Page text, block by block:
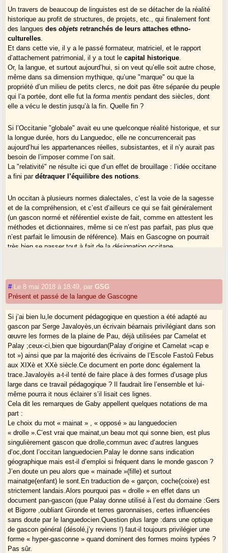
Un travers de beaucoup de linguistes est de se détacher de la réalité
historique au profit de structures, de projets, etc., qui finalement font
des languesdesobjets retranchés de leurs attaches ethno-
culturelles
Et dans cette vie, il y a le passé formateur, matriciel, et le rapport
d’attachement patrimonial, il y a tout lecapital historique
Or, la langue, et surtout aujourd’hui, si on veut qu’elle soit autre chose,
même dans sa dimension mythique, qu’une "marque" ou que la
propriété d’un milieu de petits clercs, ne doit pas être séparée du peuple
qui l’a portée, dont elle fut laforma mentis pendant des siècles, dont
elle a vécu le destin jusqu’à la fin. Quelle fin ?
Si l’Occitanie "globale" avait eu une quelconque réalité historique, et sur
la longue durée, hors du Languedoc, elle ne concurrencerait pas
aujourd’hui les appartenances réelles, subsistantes, et il n’y aurait pas
besoin de l’imposer comme l’on sait.
La "relativité" ne résulte ici que d’un effet de brouillage : l’idée occitane
a fini pardétraquer l’équilibre des notions
Un occitan à plusieurs normes dialectales, c’est la voie de la sagesse
et de la compréhension, et c’est d’ailleurs ce qui se fait généralement
(un gascon normé et référentiel existe de fait, comme en attestent les
méthodes et dictionnaires, même si ce n’est pas parfait, pas plus que
n’est parfait le limousin de référence). Mais en Gascogne on pourrait
très bien se passer tout à fait de ladésignation occitane.
Quand à introduire unsupra-code occitan, qui ne serait qu’un
squelette, c’est vraiment une idée perverse.
hors-sol, purement intellectuel, sans lieu ni temps, sésame de toutes
les intégrations imaginables, brefun substitut au français langue
universelle. Un fantasme sociolinguistique de plus. Je ne doute pas
que cette idée hante quelques cervelles ici et là. Faute d’avoir sauvé
les patois et la société qui les parlait, on invente, on fait des artefacts,
on expérimente, jusqu’au moment où tout cela s’effacera
prestigieusement.
Refus de poser à fond la question de l’identité du peuple, du
territoire, et les questions sociales qui l’accompagnent.
à sortir de la conception utilitariste et constructiviste de la langue,
Gadget de luxe pour (vieux) enfants.
C’est curieux cette idée d’unsur-moi pan-occitan , ce n’est pas une
idée saine, ni pédagogiquement (autant enseigner directement un
occitan de synthèse) ni psychologiquement.
Je doute qu’il ait autant de "prestige" que le nomprovençal,ou gascon
Et qui décidera du prestige ? L’Université ? Les ignares de la télé ? les
réseaux publicitaires ? Les touristes ?
Ce n’est pas la question : c’est l’idée qu’on a de son pays qui valorise
ou pas la langue.
# Le 8 mai 2018 à 18:49 parGSG
Présent et passé de la langue de Gascogne
Si j’ai bien lu,le document pédagogique en question a été adapté au
gascon par Serge Javaloyès,un écrivain béarnais privilégiant dans son
œuvre les formes de la plaine de Pau, déjà utilisées par Camelat et
Palay ;ceux-ci,bien que bigourdan(Palay d’origine et Camelat »cap e
tot ») ainsi que par la majorité des écrivains de l’Escole Fastoû Febus
aux XIXè et XXè siècle.Ce document en porte donc également la
trace.Javaloyès a-t-il tenté de faire place à des formes d’usage plus
large dans ce travail pédagogique ? Il faudrait lire l’ensemble et lui-
même pourra it nous éclairer s’il lisait ces lignes.
Cela dit les remarques de Gaby appellent quelques notations de ma
part :
Le choix du mot « mainat » , « opposé » au languedocien
« drolle ».C’est vrai que mainat,un beau mot qui sonne bien, est plus
singulièrement gascon que drolle,commun avec d’autres langues
d’oc,dont l’occitan languedocien.Palay le donne sans indication
géographique mais est-il d’emploi si fréquent dans le monde gascon ?
J’en doute un peu alors que « mainade »(fille) et surtout
mainatge(enfant) le sont.En traduction de « garçon, coche(coixe) est
strictement landais.Alors pourquoi pas « drolle » en effet dans un
document pan-gascon (que Palay donne utilisé à l’est du domaine :Gers
et Bigorre ,oubliant Gironde et terres garonnaises, certes influencées
sans doute par le languedocien.Question plus large :dans une optique
de gascon général (désolé,j’y reviens !) faut-il toujours privilégier une
forme « hyper-gasconne » quand dominent des formes moins typées ?
Pas sûr.